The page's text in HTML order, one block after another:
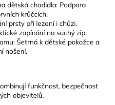
dětská chodidla: Podpora
krůčcích.
prsty při lezení i chůzi.
zapínání na suchý zip.
Šetrná k dětské pokožce a
nošení.
funkčnost, bezpečnost
objevitelů.